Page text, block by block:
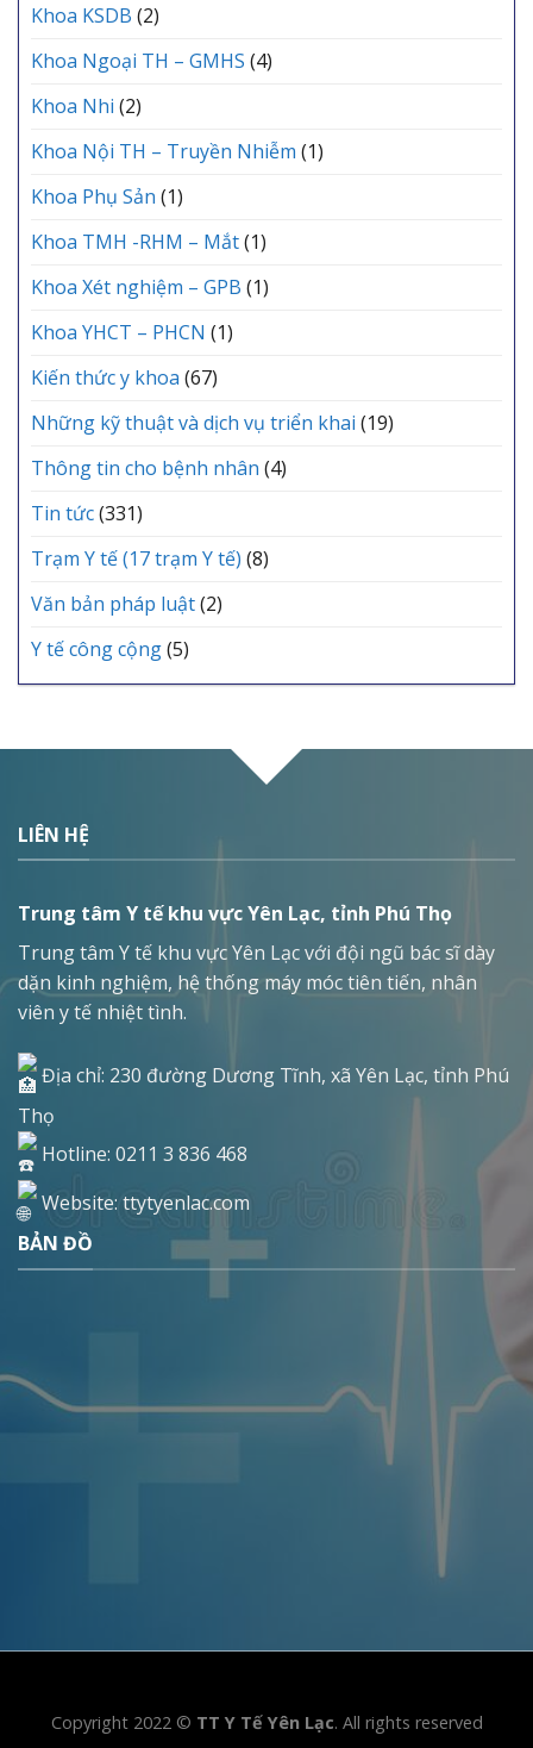
Khoa KSDB (2)
Khoa Ngoại TH – GMHS (4)
Khoa Nhi (2)
Khoa Nội TH – Truyền Nhiễm (1)
Khoa Phụ Sản (1)
Khoa TMH -RHM – Mắt(1)
Khoa Xét nghiệm – GPB (1)
Khoa YHCT – PHCN (1)
Kiến thức y khoa (67)
Những kỹ thuật và dịch vụ triển khai (19)
Thông tin cho bệnh nhân (4)
Tin tức(331)
Trạm Y tế (17 trạm Y tế) (8)
Văn bản pháp luật(2)
Y tế công cộng(5)
LIÊN HỆ
Trung tâm Y tế khu vực Yên Lạc, tỉnh Phú Thọ
Trung tâm Y tế khu vực Yên Lạc với đội ngũ bác sĩ dày
dặn kinh nghiệm, hệ thống máy móc tiên tiến, nhân
viên y tế nhiệt tình.
Địa chỉ: 230 đường Dương Tĩnh, xã Yên Lạc, tỉnh Phú
Thọ
Hotline: 0211 3 836 468
Website: ttytyenlac.com
BẢN ĐỒ
Copyright 2022 © TT Y Tế Yên Lạc. All rights reserved